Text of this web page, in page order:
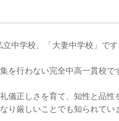
中学校、「大妻中学校」です
を行わない完全中高一貫校で
儀正しさを育て、知性と品性
り厳しいことでも知られてい